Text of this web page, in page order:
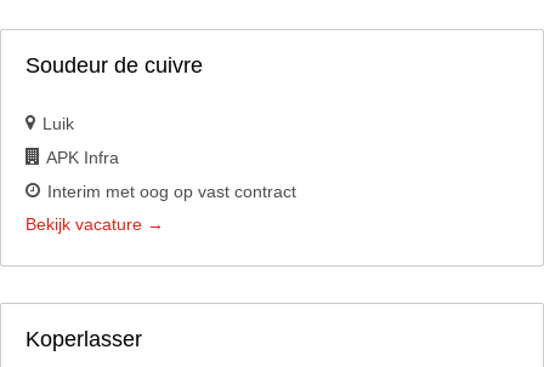
Soudeur de cuivre
Luik
APK Infra
Interim met oog op vast contract
Bekijk vacature
Koperlasser